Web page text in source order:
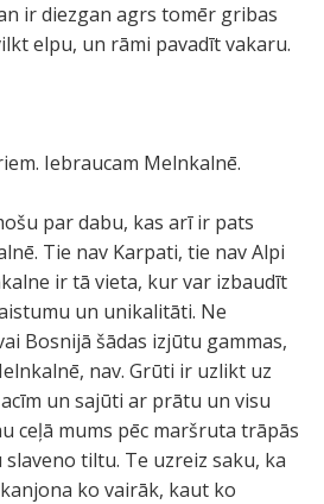
ir diezgan agrs tomēr gribas
elpu, un rāmi pavadīt vakaru.
Iebraucam Melnkalnē.
par dabu, kas arī ir pats
Tie nav Karpati, tie nav Alpi
ir tā vieta, kur var izbaudīt
un unikalitāti. Ne
Bosnijā šādas izjūtu gammas,
nav. Grūti ir uzlikt uz
un sajūti ar prātu un visu
ceļā mums pēc maršruta trāpās
tiltu. Te uzreiz saku, ka
ko vairāk, kaut ko